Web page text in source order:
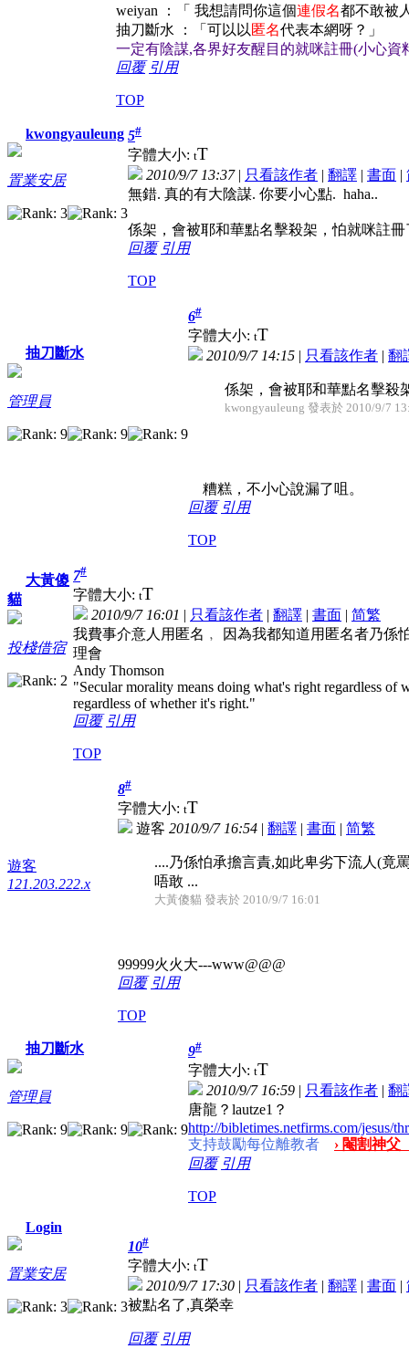
weiyan ：「 我想請問你這個連假名都不敢被
抽刀斷水 ：「可以以 匿名代表本網呀？」
一定有陰謀,各界好友醒目的就咪註冊(小心資
回覆 引用
TOP
kwongyauleung
置業安居
5#
字體大小: tT
2010/9/7 13:37| 只看該作者 | 翻譯 | 書面 |
無錯. 真的有大陰謀. 你要小心點. haha..
係架，會被耶和華點名擊殺架，怕就咪註冊
回覆 引用
TOP
抽刀斷水
管理員
6#
字體大小: tT
2010/9/7 14:15 | 只看該作者 | 翻
係架，會被耶和華點名擊殺
kwongyauleung 發表於 2010/9/7
糟糕，不小心說漏了咀。
回覆 引用
TOP
大黃傻
貓
投棧借宿
7#
字體大小: tT
2010/9/7 16:01 | 只看該作者 | 翻譯 | 書面 | 简繁
我費事介意人用匿名﹐ 因為我都知道用匿名者乃係
理會
Andy Thomson
"Secular morality means doing what's right regardless
regardless of whether it's right."
回覆 引用
TOP
遊客
121.203.222.x
8#
字體大小: tT
遊客 2010/9/7 16:54 | 翻譯 | 書面 | 简繁
....乃係怕承擔言責,如此卑劣下流人(竟
唔敢 ...
大黃傻貓 發表於 2010/9/7 16:01
99999火火大---www@@@
回覆 引用
TOP
抽刀斷水
管理員
9#
字體大小: tT
2010/9/7 16:59 | 只看該作者 | 翻
唐龍？lautze1？
http://bibletimes.netfirms.com/jesus/
支持鼓勵每位離教者
› 閹割神
回覆 引用
TOP
Login
置業安居
10#
字體大小: tT
2010/9/7 17:30 | 只看該作者 | 翻譯 | 書面 |
被點名了,真榮幸
回覆 引用